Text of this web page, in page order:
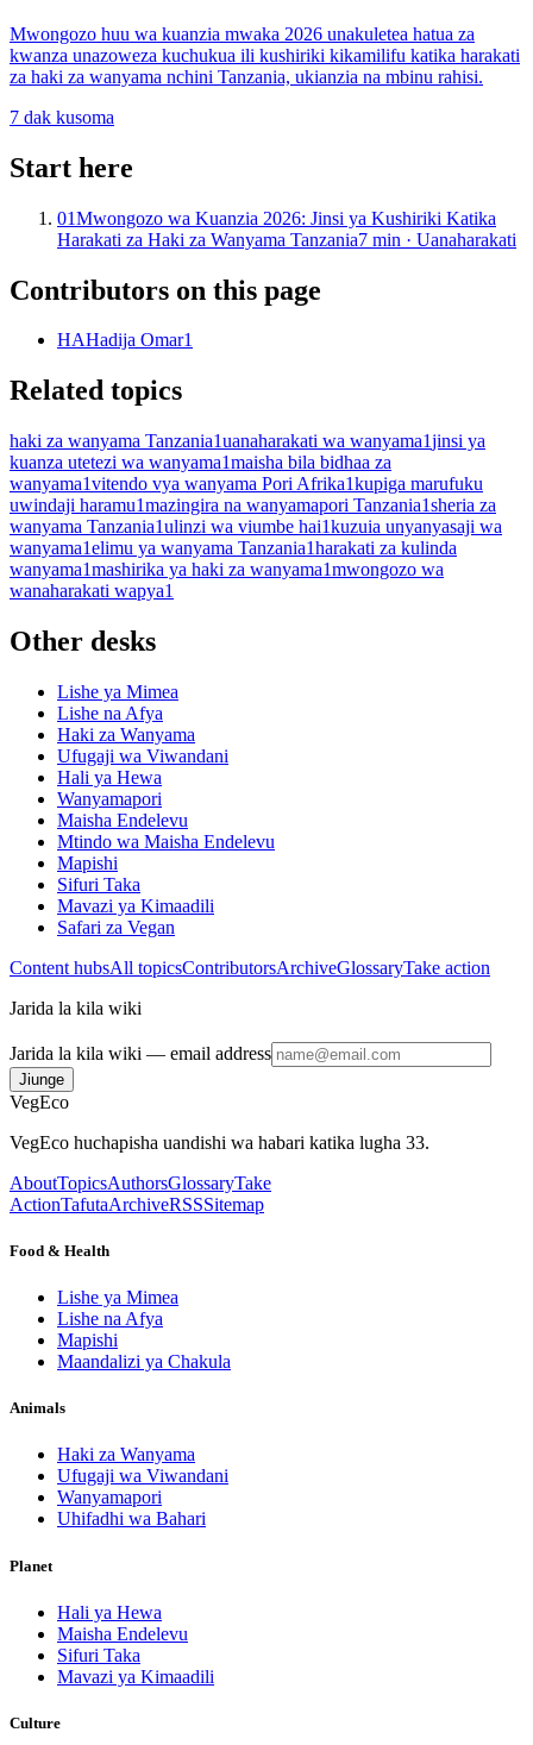
Mwongozo huu wa kuanzia mwaka 2026 unakuletea hatua za
kwanza unazoweza kuchukua ili kushiriki kikamilifu katika harakati
za haki za wanyama nchini Tanzania, ukianzia na mbinu rahisi.
7 dak kusoma
Start here
01Mwongozo wa Kuanzia 2026: Jinsi ya Kushiriki Katika
Harakati za Haki za Wanyama Tanzania7 min · Uanaharakati
Contributors on this page
HAHadija Omar1
Related topics
haki za wanyama Tanzania1uanaharakati wa wanyama1jinsi ya
kuanza utetezi wa wanyama1maisha bila bidhaa za
wanyama1vitendo vya wanyama Pori Afrika1kupiga marufuku
uwindaji haramu1mazingira na wanyamapori Tanzania1sheria za
wanyama Tanzania1ulinzi wa viumbe hai1kuzuia unyanyasaji wa
wanyama1elimu ya wanyama Tanzania1harakati za kulinda
wanyama1mashirika ya haki za wanyama1mwongozo wa
wanaharakati wapya1
Other desks
Lishe ya Mimea
Lishe na Afya
Haki za Wanyama
Ufugaji wa Viwandani
Hali ya Hewa
Wanyamapori
Maisha Endelevu
Mtindo wa Maisha Endelevu
Mapishi
Sifuri Taka
Mavazi ya Kimaadili
Safari za Vegan
Content hubsAll topicsContributorsArchiveGlossaryTake action
Jarida la kila wiki
Jarida la kila wiki — email address
Jiunge
VegEco
VegEco huchapisha uandishi wa habari katika lugha 33.
AboutTopicsAuthorsGlossaryTake
ActionTafutaArchiveRSSSitemap
Food & Health
Lishe ya Mimea
Lishe na Afya
Mapishi
Maandalizi ya Chakula
Animals
Haki za Wanyama
Ufugaji wa Viwandani
Wanyamapori
Uhifadhi wa Bahari
Planet
Hali ya Hewa
Maisha Endelevu
Sifuri Taka
Mavazi ya Kimaadili
Culture